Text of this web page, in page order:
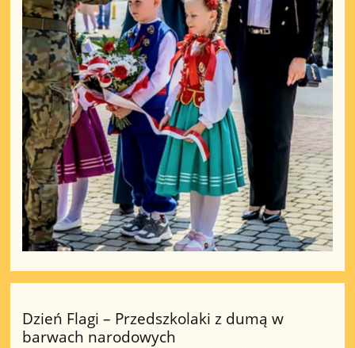
Dzień Flagi – Przedszkolaki z dumą w
barwach narodowych